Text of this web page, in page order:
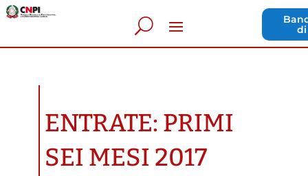
ENTRATE: PRIMI
SEI MESI 2017